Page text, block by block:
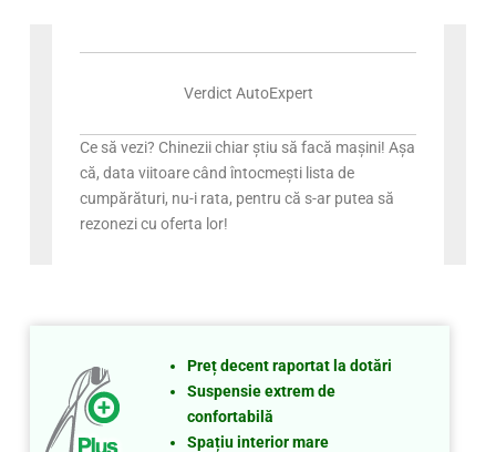
Verdict AutoExpert
Ce să vezi? Chinezii chiar știu să facă mașini! Așa
că, data viitoare când întocmești lista de
cumpărături, nu-i rata, pentru că s-ar putea să
rezonezi cu oferta lor!
Preț decent raportat la dotări
Suspensie extrem de
confortabilă
Spațiu interior mare